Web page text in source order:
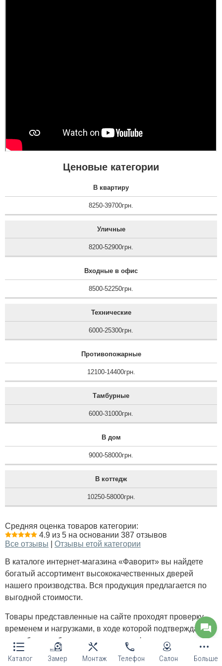
Каталог Замер Монтаж Телефон Салон Больше
Ценовые категории
В квартиру
8250-39700грн.
Уличные
8200-52900грн.
Входные в офис
8500-52250грн.
Технические
6000-25300грн.
Противопожарные
12100-14400грн.
Тамбурные
6000-31000грн.
В дом
9000-58000грн.
В коттедж
10250-58000грн.
Средняя оценка товаров категории:
4.9 из 5 на основании 387 отзывов
Все отзывы
Отзывы етой категории
В каталоге интернет-магазина «Фаворит» вы найдете
богатый ассортимент высококачественных дверей
нашего производства. Вся продукция предлагается по
выгодной стоимости.
Товары представленные на сайте проходят проверку
временем и нагрузками, в ходе которой подтверждают
способность обезопасить дом или офис, не только от
нежеланного проникновения, но и ненужных звуков,